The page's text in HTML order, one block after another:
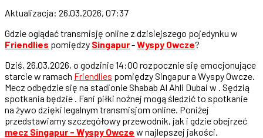
Aktualizacja: 26.03.2026, 07:37
Gdzie oglądać transmisję online z dzisiejszego pojedynku w
Friendlies pomiędzy Singapur-Wyspy Owcze?
Dziś, 26.03.2026, o godzinie 14:00 rozpocznie się emocjonujące
starcie w ramach Friendlies pomiędzy Singapur a Wyspy Owcze.
Mecz odbędzie się na stadionie Shabab Al Ahli Dubai w . Sędzią
spotkania będzie . Fani piłki nożnej mogą śledzić to spotkanie
na żywo dzięki legalnym transmisjom online. Poniżej
przedstawiamy szczegółowy przewodnik, jak i gdzie obejrzeć
mecz Singapur - Wyspy Owcze w najlepszej jakości.